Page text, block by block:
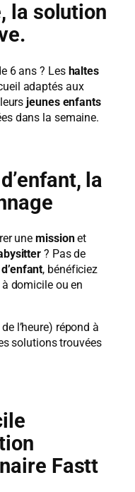
la solution
6 ans ? Les haltes
adaptés aux
jeunes enfants
dans la semaine.
la
unemissionet
? Pas de
, bénéficiez
à domicile ou en
l’heure) répond à
solutions trouvées
Fastt